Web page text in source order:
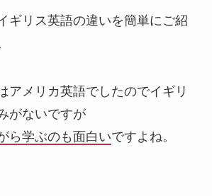
ギリス英語の違いを簡単にご紹
アメリカ英語でしたのでイギリ
がないですが
ら学ぶのも面白いですよね。